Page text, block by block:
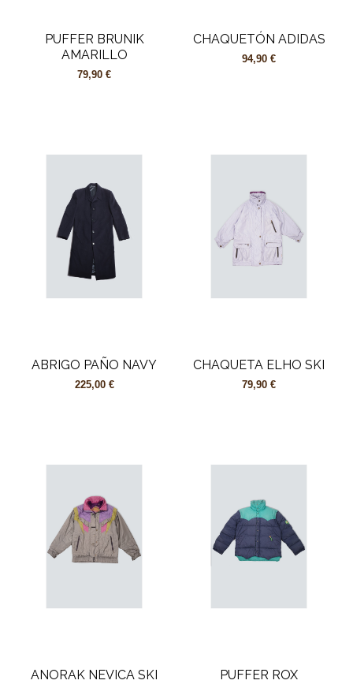
PUFFER BRUNIK
AMARILLO
79,90 €
CHAQUETÓN ADIDAS
94,90 €
ABRIGO PAÑO NAVY
225,00 €
CHAQUETA ELHO SKI
79,90 €
ANORAK NEVICA SKI PUFFER ROX